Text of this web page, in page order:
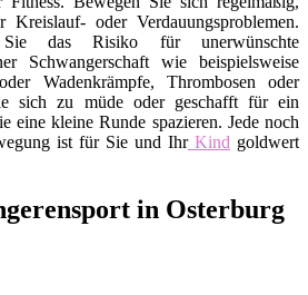
oder Verdauungsproblemen.
Sie das Risiko für unerwünschte
Schwangerschaft wie beispielsweise
Wadenkrämpfe, Thrombosen oder
sich zu müde oder geschafft für ein
eine kleine Runde spazieren. Jede noch
ist für Sie und IhrKind goldwert
in Osterburg